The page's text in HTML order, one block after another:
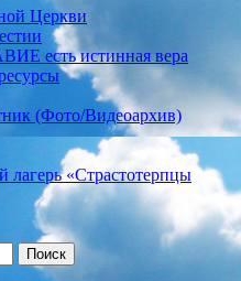
Церкви
есть истинная вера
(Фото/Видеоархив)
лагерь «Страстотерпцы